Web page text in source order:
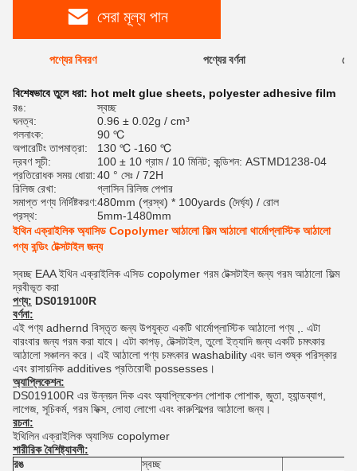
সেরা মূল্য পান
পণ্যের বিবরণ পণ্যের বর্ণনা
বিশেষভাবে তুলে ধরা: hot melt glue sheets, polyester adhesive film
রঙ:
স্বচ্ছ
ঘনত্ব:
0.96 ± 0.02g / cm³
গলনাংক:
90 ℃
অপারেটিং তাপমাত্রা:
130 ℃ -160 ℃
দ্রবণ সূচী:
100 ± 10 গ্রাম / 10 মিনিট; কন্ডিশন: ASTMD1238-04
প্রতিরোধক সময় ধোয়া:40 ° সেঃ / 72H
রিলিজ রেখা:
গ্লাসিন রিলিজ পেপার
সমাপ্ত পণ্য নির্দিষ্টকরণ:480mm (প্রস্থ) * 100yards (দৈর্ঘ্য) / রোল
প্রস্থ:
5mm-1480mm
ইথিন এক্রাইলিক অ্যাসিড Copolymer আঠালো ফিল্ম আঠালো থার্মোপ্লাস্টিক আঠালো
পণ্য বন্ডিং টেক্সটাইল জন্য
স্বচ্ছ EAA ইথিন এক্রাইলিক এসিড copolymer গরম টেক্সটাইল জন্য গরম আঠালো ফিল্ম
দ্রবীভূত করা
পণ্য: DS019100R
বর্ণনা:
এই পণ্য adhernd বিস্তৃত জন্য উপযুক্ত একটি থার্মোপ্লাস্টিক আঠালো পণ্য ,.
এটা
বারংবার জন্য গরম করা যাবে। এটা কাপড়, টেক্সটাইল, তুলো ইত্যাদি জন্য একটি চমৎকার
আঠালো সঞ্চালন করে। এই আঠালো পণ্য চমৎকার washability এবং ভাল শুষ্ক পরিস্কার
এবং রাসায়নিক additives প্রতিরোধী possesses।
অ্যাপ্লিকেশন:
DS019100R এর উন্নয়ন দিক এবং অ্যাপ্লিকেশন পোশাক পোশাক, জুতা, হ্যান্ডব্যাগ,
লাগেজ, সূচিকর্ম, গরম ফিক্স, লোহা লোগো এবং কারুশিল্পের আঠালো জন্য।
রচনা:
ইথিলিন এক্রাইলিক অ্যাসিড copolymer
শারীরিক বৈশিষ্ট্যাবলী:
রঙ
স্বচ্ছ